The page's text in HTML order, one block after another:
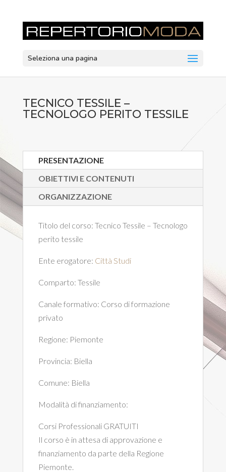
Seleziona una pagina
TECNICO TESSILE –
TECNOLOGO PERITO TESSILE
PRESENTAZIONE
OBIETTIVI E CONTENUTI
ORGANIZZAZIONE
Titolo del corso: Tecnico Tessile – Tecnologo
perito tessile
Ente erogatore: Città Studi
Comparto: Tessile
Canale formativo: Corso di formazione
privato
Regione: Piemonte
Provincia: Biella
Comune: Biella
Modalità di finanziamento:
Corsi Professionali GRATUITI
Il corso è in attesa di approvazione e
finanziamento da parte della Regione
Piemonte.